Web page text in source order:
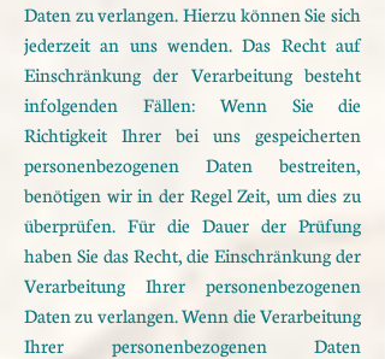
Daten zu verlangen.Hierzu können Sie sich
jederzeit an uns wenden. Das Recht auf
Einschränkung der Verarbeitung besteht
infolgenden Fällen: Wenn Sie die
Richtigkeit Ihrer bei uns gespeicherten
personenbezogenen Daten bestreiten,
benötigen wirin der Regel Zeit, um dies zu
überprüfen. Für die Dauer der Prüfung
haben Sie das Recht, dieEinschränkung der
Verarbeitung Ihrer personenbezogenen
Daten zu verlangen.Wenn die Verarbeitung
Ihrer personenbezogenen Daten